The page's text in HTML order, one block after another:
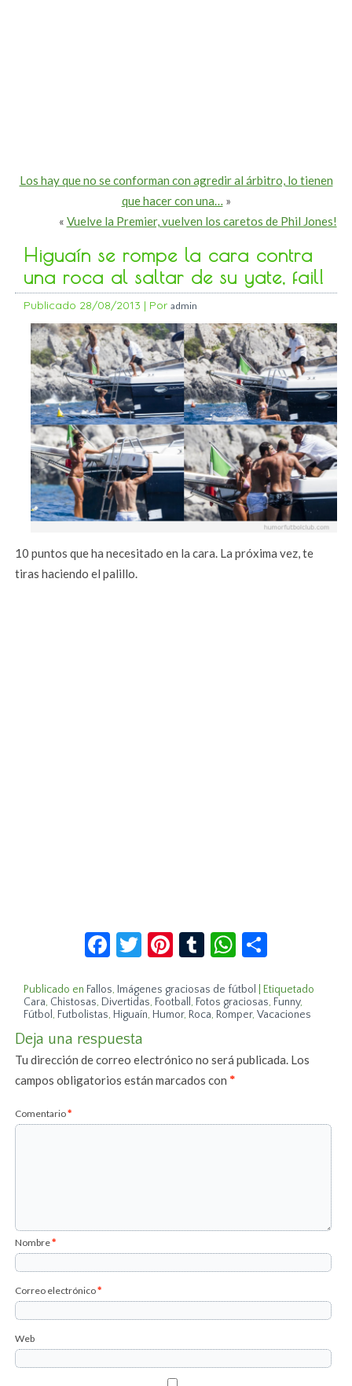
Los hay que no se conforman con agredir al árbitro, lo tienen
que hacer con una… »
« Vuelve la Premier, vuelven los caretos de Phil Jones!
Higuaín se rompe la cara contra
una roca al saltar de su yate, fail!
Publicado 28/08/2013 | Por admin
10 puntos que ha necesitado en la cara. La próxima vez, te
tiras haciendo el palillo.
Facebook
Twitter
Pinterest
TumblrWhatsApp
Publicado en Fallos, Imágenes graciosas de fútbol
Etiquetado
Cara, Chistosas, Divertidas, Football , Fotos graciosas, Funny,
Fútbol , Futbolistas, Higuaín, Humor, Roca, Romper,Vacaciones
Deja una respuesta
Tu dirección de correo electrónico no será publicada. Los
campos obligatorios están marcados con*
Comentario*
Nombre*
Correo electrónico*
Web